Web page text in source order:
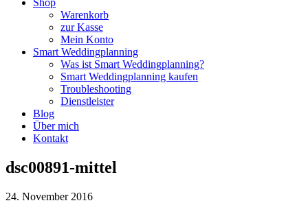
Shop
Warenkorb
zur Kasse
Mein Konto
Smart Weddingplanning
Was ist Smart Weddingplanning?
Smart Weddingplanning kaufen
Troubleshooting
Dienstleister
Blog
Über mich
Kontakt
dsc00891-mittel
24. November 2016